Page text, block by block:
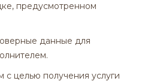
предусмотренном
данные для
с целью получения услуги